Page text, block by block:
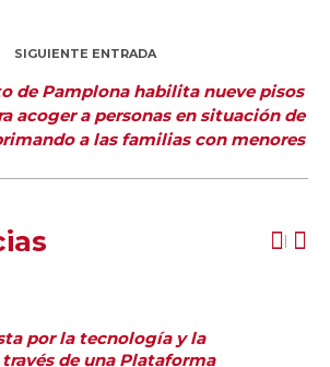
SIGUIENTE ENTRADA
de Pamplona habilita nueve pisos
acoger a personas en situación de
a las familias con menores
por la tecnología y la
de una Plataforma